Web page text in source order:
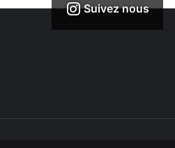
Suivez nous